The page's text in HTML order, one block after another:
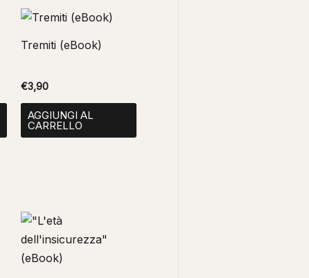
Tremiti (eBook)
€3,90
AGGIUNGI AL
CARRELLO